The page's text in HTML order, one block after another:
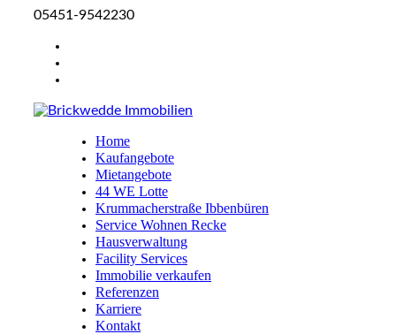
05451-9542230
Home
Kaufangebote
Mietangebote
44 WE Lotte
Krummacherstraße Ibbenbüren
Service Wohnen Recke
Hausverwaltung
Facility Services
Immobilie verkaufen
Referenzen
Karriere
Kontakt